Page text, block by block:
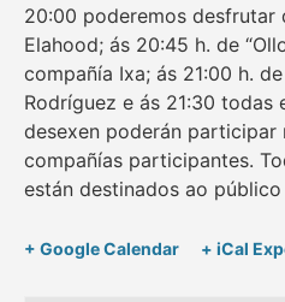
20:00 poderemos desfrutar
Elahood; ás 20:45 h. de
compañía Ixa; ás 21:00 h. de
Rodríguez e ás 21:30 todas
desexen poderán participar
compañías participantes.
están destinados ao público
+ Google Calendar + iCal